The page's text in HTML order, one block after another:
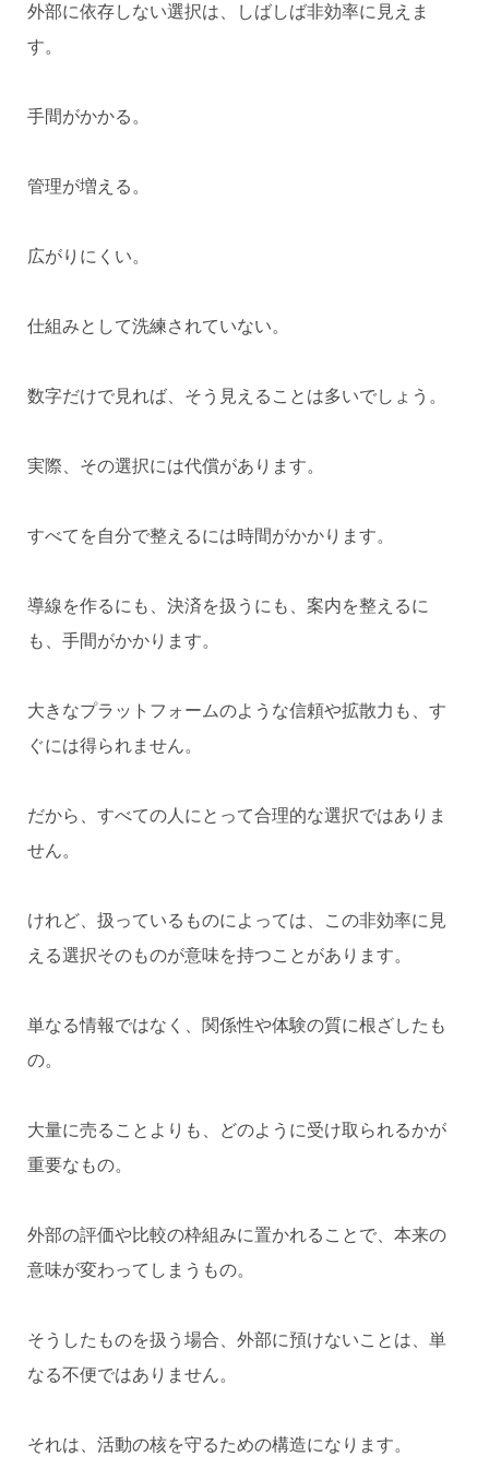
外部に依存しない選択は、しばしば非効率に見えま
す。
手間がかかる。
管理が増える。
広がりにくい。
仕組みとして洗練されていない。
数字だけで見れば、そう見えることは多いでしょう。
実際、その選択には代償があります。
すべてを自分で整えるには時間がかかります。
導線を作るにも、決済を扱うにも、案内を整えるに
も、手間がかかります。
大きなプラットフォームのような信頼や拡散力も、す
ぐには得られません。
だから、すべての人にとって合理的な選択ではありま
せん。
けれど、扱っているものによっては、この非効率に見
える選択そのものが意味を持つことがあります。
単なる情報ではなく、関係性や体験の質に根ざしたも
の。
大量に売ることよりも、どのように受け取られるかが
重要なもの。
外部の評価や比較の枠組みに置かれることで、本来の
意味が変わってしまうもの。
そうしたものを扱う場合、外部に預けないことは、単
なる不便ではありません。
それは、活動の核を守るための構造になります。